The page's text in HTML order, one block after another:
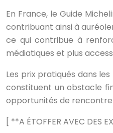
En France, le Guide
contribuant ainsi à
ce qui contribue à
médiatiques et plus
Les prix pratiqués dans
constituent un obstacle
opportunités de rencontre
[ **A ÉTOFFER AVEC DES